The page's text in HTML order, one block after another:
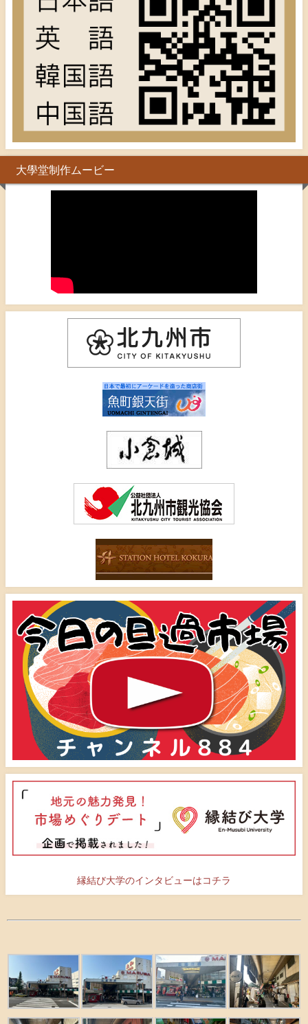
大學堂制作ムービー
縁結び大学のインタビューはコチラ